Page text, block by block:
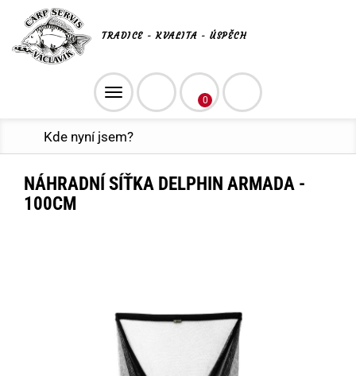
TRADICE - KVALITA - ÚSPĚCH
Toggle
navigation
0
Kde nyní jsem?
NÁHRADNÍ SÍŤKA DELPHIN ARMADA -
100CM